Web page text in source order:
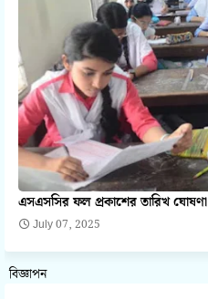
এসএসসির ফল প্রকাশের তারিখ ঘোষণা
July 07, 2025
বিজ্ঞাপন